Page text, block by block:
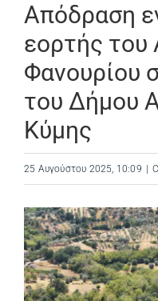
Απόδραση
εορτής του
Φανουρίου
του Δήμου
Κύμης
25 Αυγούστου 2025, 10:09